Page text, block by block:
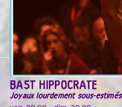
BAST HIPPOCRATE
Joyaux lourdement sous-estimés